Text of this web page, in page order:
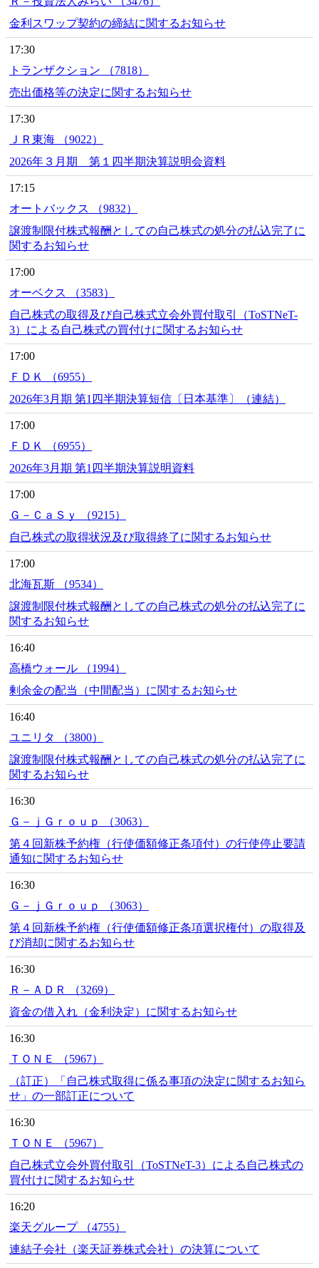
金利スワップ契約の締結に関するお知らせ
17:30
トランザクション （7818）
売出価格等の決定に関するお知らせ
17:30
ＪＲ東海 （9022）
2026年３月期 第１四半期決算説明会資料
17:15
オートバックス （9832）
譲渡制限付株式報酬としての自己株式の処分の払込完了に
関するお知らせ
17:00
オーベクス （3583）
自己株式の取得及び自己株式立会外買付取引（ToSTNeT-
3）による自己株式の買付けに関するお知らせ
17:00
ＦＤＫ （6955）
2026年3月期 第1四半期決算短信〔日本基準〕（連結）
17:00
ＦＤＫ （6955）
2026年3月期 第1四半期決算説明資料
17:00
Ｇ－ＣａＳｙ （9215）
自己株式の取得状況及び取得終了に関するお知らせ
17:00
北海瓦斯 （9534）
譲渡制限付株式報酬としての自己株式の処分の払込完了に
関するお知らせ
16:40
高橋ウォール （1994）
剰余金の配当（中間配当）に関するお知らせ
16:40
ユニリタ （3800）
譲渡制限付株式報酬としての自己株式の処分の払込完了に
関するお知らせ
16:30
Ｇ－ｊＧｒｏｕｐ （3063）
第４回新株予約権（行使価額修正条項付）の行使停止要請
通知に関するお知らせ
16:30
Ｇ－ｊＧｒｏｕｐ （3063）
第４回新株予約権（行使価額修正条項選択権付）の取得及
び消却に関するお知らせ
16:30
Ｒ－ＡＤＲ （3269）
資金の借入れ（金利決定）に関するお知らせ
16:30
ＴＯＮＥ （5967）
（訂正）「自己株式取得に係る事項の決定に関するお知ら
せ」の一部訂正について
16:30
ＴＯＮＥ （5967）
自己株式立会外買付取引（ToSTNeT-3）による自己株式の
買付けに関するお知らせ
16:20
楽天グループ （4755）
連結子会社（楽天証券株式会社）の決算について